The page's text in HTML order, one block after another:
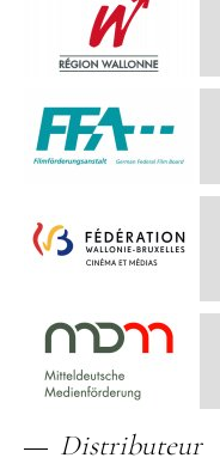
Distributeur